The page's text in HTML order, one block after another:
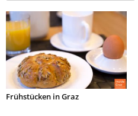
Frühstücken in Graz